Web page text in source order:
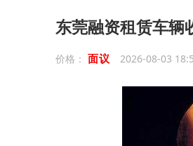
东莞融资租赁车辆
价格： 面议 2026-08-03